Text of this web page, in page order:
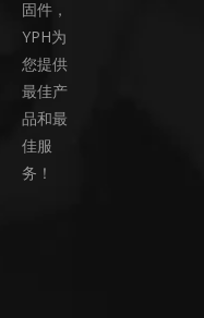
固件，
YPH为
您提供
最佳产
品和最
佳服
务！